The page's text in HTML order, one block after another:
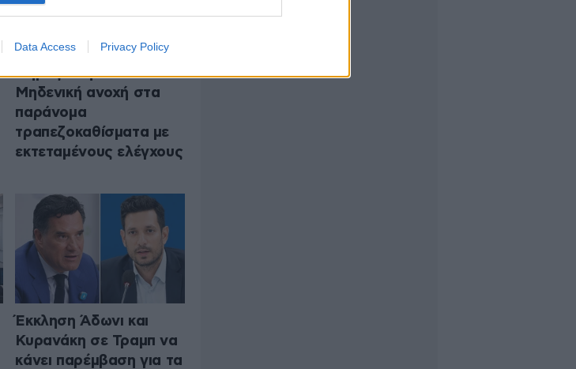
Data Access Privacy Policy
Δήμος Αθηναίων:
Μηδενική ανοχή στα
παράνομα
τραπεζοκαθίσματα με
εκτεταμένους ελέγχους
Έκκληση Άδωνι και
Κυρανάκη σε Τραμπ να
κάνει παρέμβαση για τα